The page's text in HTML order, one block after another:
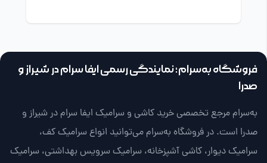
فروشگاه به‌سرام؛ نمایندگی رسمی ایفا سرام در شیراز و
صدرا
به‌سرام مرجع تخصصی خرید کاشی و سرامیک ایفا سرام در شیراز و
صدرا است. در فروشگاه به‌سرام می‌توانید انواع سرامیک کف،
سرامیک دیوار، کاشی آشپزخانه، سرامیک سرویس بهداشتی، سرامیک